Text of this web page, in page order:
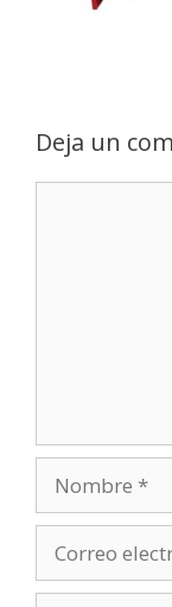
Deja un
electrónico